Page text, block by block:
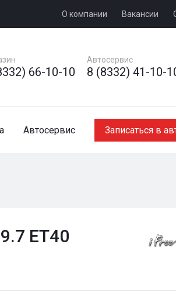
О компании Вакансии
66-10-10
Автосервис
8 (8332) 41-10-
Автосервис Записаться в
ET40